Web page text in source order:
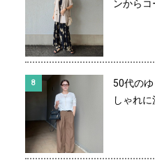
ンからコ
50代の
しゃれ